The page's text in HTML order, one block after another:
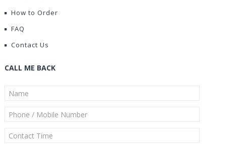
How to Order
FAQ
Contact Us
CALL ME BACK